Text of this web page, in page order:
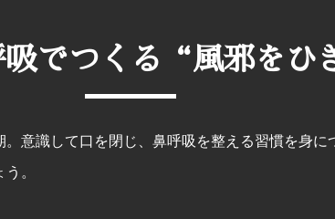
でつくる“風邪をひ
意識して口を閉じ、鼻呼吸を整える習慣を身
。